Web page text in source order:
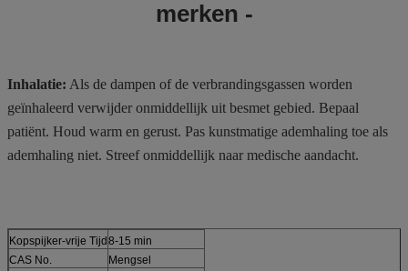
merken -
Inhalatie: Als de dampen of de verbrandingsgassen worden
geïnhaleerd verwijder onmiddellijk uit besmet gebied. Bepaal
patiënt. Houd warm en gerust. Pas kunstmatige ademhaling toe als
ademhaling niet. Streef onmiddellijk naar medische aandacht.
Kopspijker-vrije Tijd8-15 min
CAS No.
Mengsel